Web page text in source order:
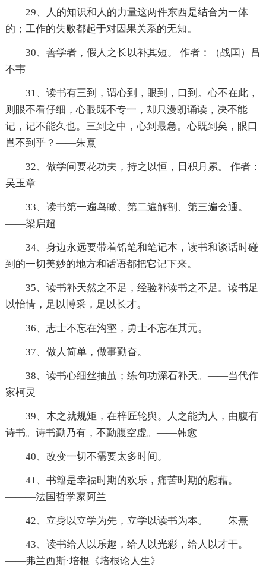
29、人的知识和人的力量这两件东西是结合为一体
的；工作的失败都起于对因果关系的无知。
30、善学者，假人之长以补其短。 作者：（战国）吕
不韦
31、读书有三到，谓心到，眼到，口到。心不在此，
则眼不看仔细，心眼既不专一，却只漫朗诵读，决不能
记，记不能久也。三到之中，心到最急。心既到矣，眼口
岂不到乎？——朱熹
32、做学问要花功夫，持之以恒，日积月累。 作者：
吴玉章
33、读书第一遍鸟瞰、第二遍解剖、第三遍会通。
——梁启超
34、身边永远要带着铅笔和笔记本，读书和谈话时碰
到的一切美妙的地方和话语都把它记下来。
35、读书补天然之不足，经验补读书之不足。读书足
以怡情，足以博采，足以长才。
36、志士不忘在沟壑，勇士不忘在其元。
37、做人简单，做事勤奋。
38、读书心细丝抽茧；练句功深石补天。——当代作
家柯灵
39、木之就规矩，在梓匠轮舆。人之能为人，由腹有
诗书。诗书勤乃有，不勤腹空虚。——韩愈
40、改变一切不需要太多时间。
41、书籍是幸福时期的欢乐，痛苦时期的慰藉。
―――法国哲学家阿兰
42、立身以立学为先，立学以读书为本。——朱熹
43、读书给人以乐趣，给人以光彩，给人以才干。
——弗兰西斯·培根《培根论人生》